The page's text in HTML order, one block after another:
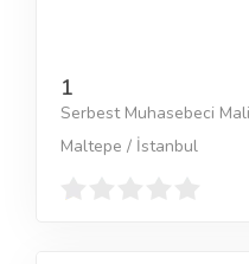
1
Serbest Muhasebeci Mali
Maltepe / İstanbul